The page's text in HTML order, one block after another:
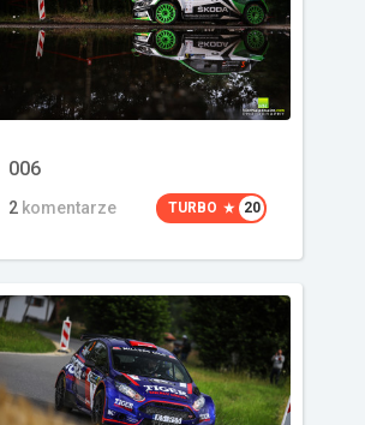
006
2 komentarze TURBO 20